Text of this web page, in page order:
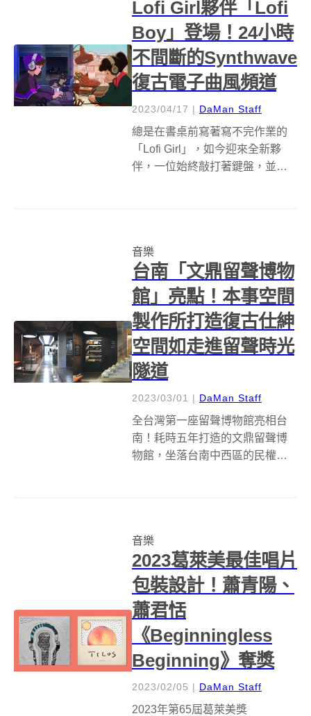
Lofi Girl夥伴「Lofi
Boy」登場！24小時
不間斷的Synthwave
復古電子曲風頻道
2023/04/17 | DaMan Staff
總是在書桌前寫著寫不完作業的
「Lofi Girl」，如今迎來全新夥
伴，一位始終敲打著鍵盤，並不
音樂
台南「文鼎留聲博物
館」亮點！本事空間
製作所打造復古仕紳
空間如走進留聲時光
隧道
2023/03/01 | DaMan Staff
全台灣第⼀座留聲博物館亮相台
南！耗時五年打造的文鼎留聲博
物館，坐落台南中西區的民權路
如走進留聲的時光隧道！ 回溯博
物館成立起始...
音樂
2023葛萊美最佳唱片
包裝設計！蕭青陽、
蕭君恬
《Beginningless
Beginning》奪獎
2023/02/05 | DaMan Staff
2023年第65屆葛萊美獎